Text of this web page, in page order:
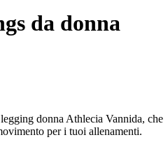
da donna
donna Athlecia Vannida, che
per i tuoi allenamenti.